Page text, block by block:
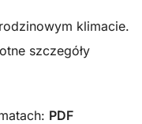
klimacie.
szczegóły
PDF